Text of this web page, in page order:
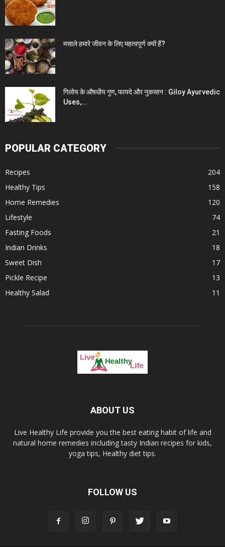
मसाले हमारे जीवन के लिए महत्वपूर्ण क्यों हैं?
गिलोय के औषधीय गुण, फायदे और नुकसान : Giloy Ayurvedic
Uses,...
POPULAR CATEGORY
Recipes
204
Healthy Tips
158
Home Remedies
120
Lifestyle
74
Fasting Foods
21
Indian Drinks
18
Sweet Dish
17
Pickle Recipe
13
Healthy Salad
11
ABOUT US
Live Healthy Life provide you the best eating habit of life and
natural home remedies including tasty Indian recipes for kids,
yoga tips, Healthy diet tips.
FOLLOW US